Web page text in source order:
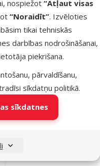
nospiežot “Atļaut visas
“Noraidīt”. Izvēloties
tikai tehniskās
darbības nodrošināšanai,
piekrišana.
pārvaldīšanu,
sīkdatņu politikā.
sīkdatnes